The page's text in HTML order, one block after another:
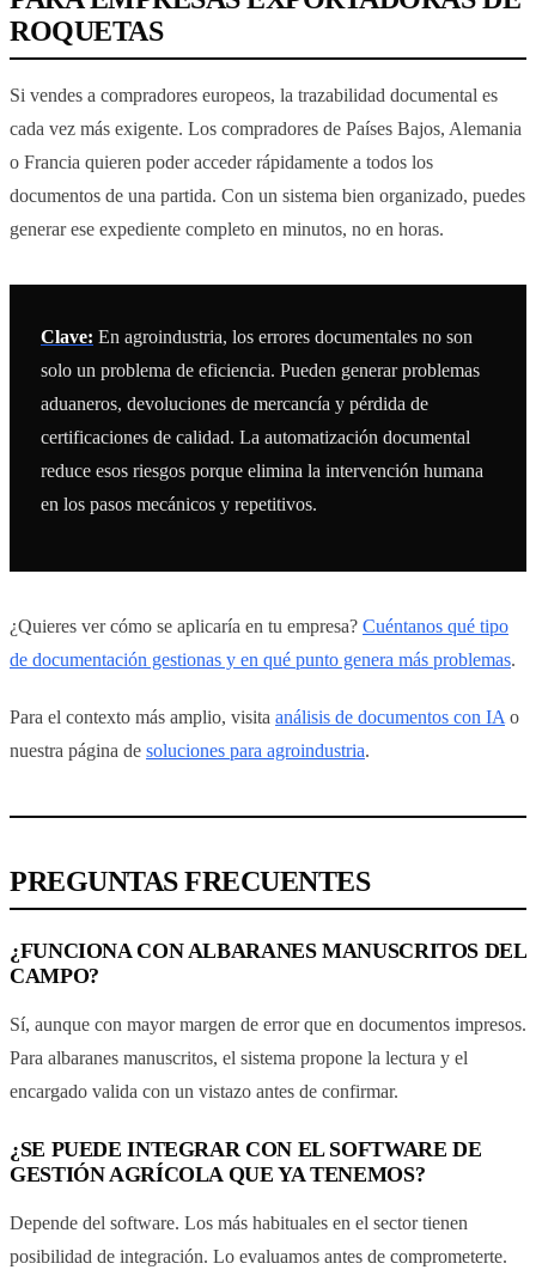
ROQUETAS
Si vendes a compradores europeos, la trazabilidad documental es
cada vez más exigente. Los compradores de Países Bajos, Alemania
o Francia quieren poder acceder rápidamente a todos los
documentos de una partida. Con un sistema bien organizado, puedes
generar ese expediente completo en minutos, no en horas.
Clave: En agroindustria, los errores documentales no son
solo un problema de eficiencia. Pueden generar problemas
aduaneros, devoluciones de mercancía y pérdida de
certificaciones de calidad. La automatización documental
reduce esos riesgos porque elimina la intervención humana
en los pasos mecánicos y repetitivos.
¿Quieres ver cómo se aplicaría en tu empresa? Cuéntanos qué tipo
de documentación gestionas y en qué punto genera más problemas.
Para el contexto más amplio, visita análisis de documentos con IA o
nuestra página de soluciones para agroindustria.
PREGUNTAS FRECUENTES
¿FUNCIONA CON ALBARANES MANUSCRITOS DEL
CAMPO?
Sí, aunque con mayor margen de error que en documentos impresos.
Para albaranes manuscritos, el sistema propone la lectura y el
encargado valida con un vistazo antes de confirmar.
¿SE PUEDE INTEGRAR CON EL SOFTWARE DE
GESTIÓN AGRÍCOLA QUE YA TENEMOS?
Depende del software. Los más habituales en el sector tienen
posibilidad de integración. Lo evaluamos antes de comprometerte.